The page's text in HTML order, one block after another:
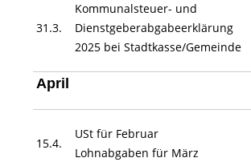
31.3.
Kommunalsteuer- und
Dienstgeberabgabeerklärung
2025 bei Stadtkasse/Gemeinde
April
15.4.
USt für Februar
Lohnabgaben für März